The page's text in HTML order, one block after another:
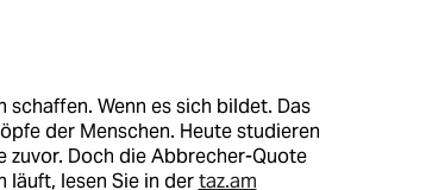
schaffen. Wenn es sich bildet. Das
der Menschen. Heute studieren
zuvor. Doch die Abbrecher-Quote
läuft, lesen Sie in dertaz.am